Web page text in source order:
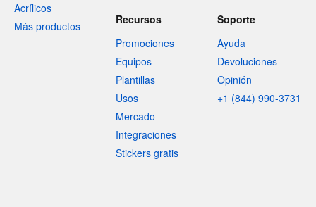
Acrílicos
Más productos
Recursos
Promociones
Equipos
Plantillas
Usos
Mercado
Integraciones
Stickers gratis
Soporte
Ayuda
Devoluciones
Opinión
+1 (844) 990-3731